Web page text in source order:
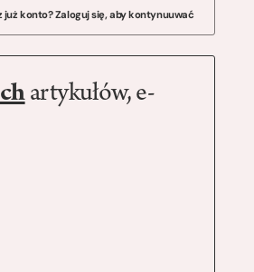
już konto? Zaloguj się, aby kontynuuwać
artykułów, e-